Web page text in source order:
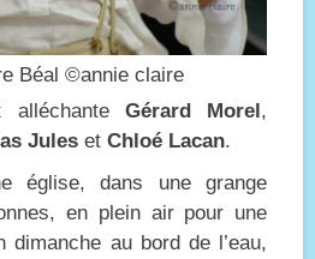
Béal ©annie claire
alléchante Gérard Morel,
Jules et Chloé Lacan.
église, dans une grange
en plein air pour une
dimanche au bord de l’eau,